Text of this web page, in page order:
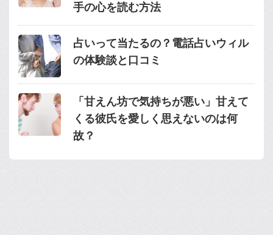
手の心を読む方法
占いって当たるの？電話占いウィル
の体験談と口コミ
「甘えん坊で気持ちが悪い」甘えて
くる彼氏を愛しく思えないのは何
故？